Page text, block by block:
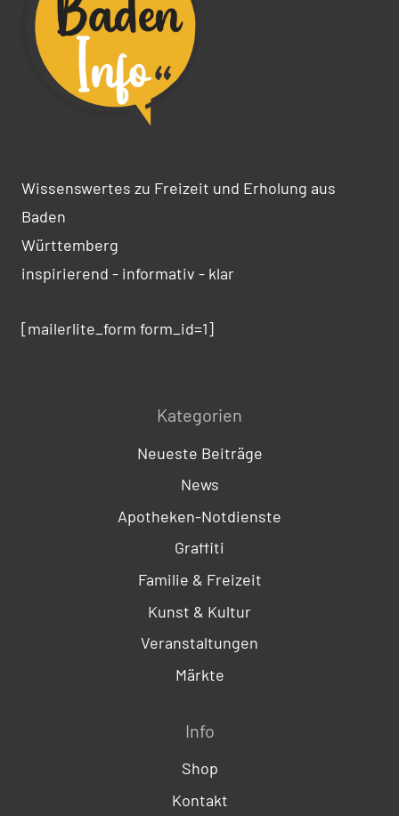
Wissenswertes zu Freizeit und Erholung aus
Baden
Württemberg
inspirierend - informativ - klar
[mailerlite_form form_id=1]
Kategorien
Neueste Beiträge
News
Apotheken-Notdienste
Graffiti
Familie & Freizeit
Kunst & Kultur
Veranstaltungen
Märkte
Info
Shop
Kontakt